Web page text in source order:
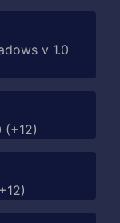
v 1.0
(+12)